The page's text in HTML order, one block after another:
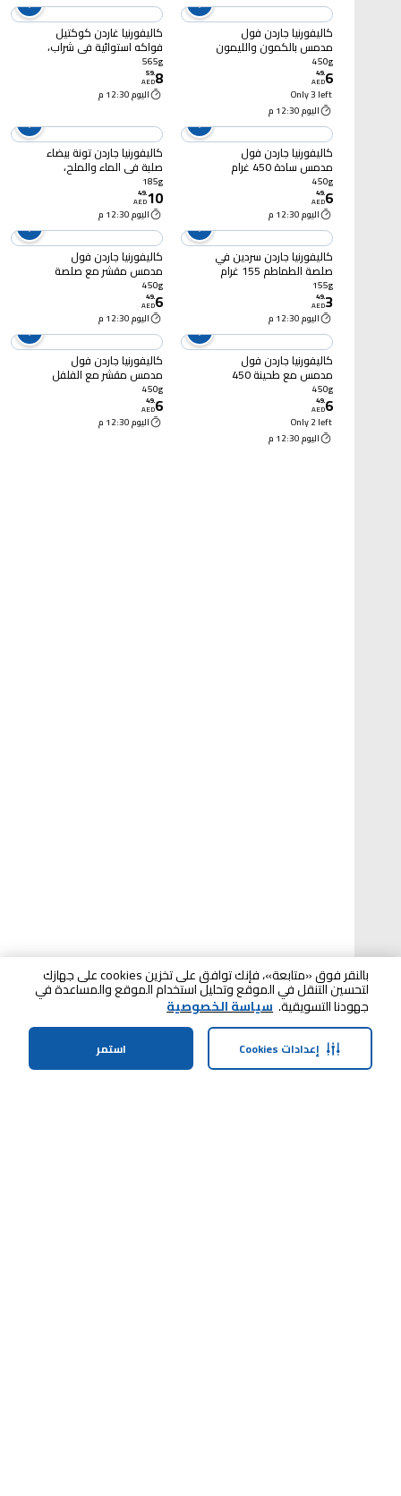
بالنقر فوق «متابعة»، فإنك توافق على تخزين cookies على جهازك
لتحسين التنقل في الموقع وتحليل استخدام الموقع والمساعدة في
جهودنا التسويقية. سياسة الخصوصية
استمر إعدادات Cookies
كاليفورنيا جاردن فول
مدمس بالكمون والليمون
450 غرام
450g
6
.
49
AED
Only 3 left
اليوم 12:30 م
كاليفورنيا غاردن كوكتيل
فواكه استوائية في شراب،
565 غرام
565g
8
.
59
AED
اليوم 12:30 م
كاليفورنيا جاردن فول
مدمس سادة 450 غرام
450g
6
.
49
AED
اليوم 12:30 م
كاليفورنيا جاردن تونة بيضاء
صلبة في الماء والملح،
185 غرام
185g
10
.
49
AED
اليوم 12:30 م
كاليفورنيا جاردن سردين في
صلصة الطماطم 155 غرام
155g
3
.
49
AED
اليوم 12:30 م
كاليفورنيا جاردن فول
مدمس مقشر مع صلصة
وبصل، 450 غرام
450g
6
.
49
AED
اليوم 12:30 م
كاليفورنيا جاردن فول
مدمس مع طحينة 450
غرام
450g
6
.
49
AED
Only 2 left
اليوم 12:30 م
كاليفورنيا جاردن فول
مدمس مقشر مع الفلفل
الحار 450 غرام
450g
6
.
49
AED
اليوم 12:30 م
الرئيسية الفئات الملف الشخصي سلة التسوق